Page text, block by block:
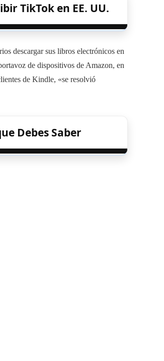
TikTok en EE. UU.
descargar sus libros electrónicos en
de dispositivos de Amazon, en
de Kindle, «se resolvió
Debes Saber